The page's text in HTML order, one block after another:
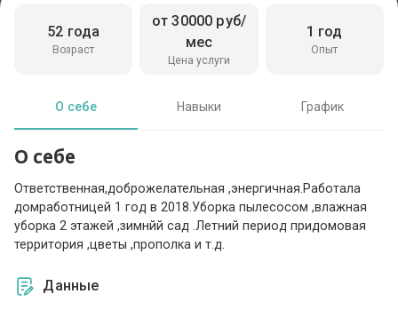
Возраст
52 года
Цена услуги
от 30000 руб/
мес
Опыт
1 год
О себе Навыки График
О себе
Ответственная,доброжелательная ,энергичная.Работала
домработницей 1 год в 2018.Уборка пылесосом ,влажная
уборка 2 этажей ,зимнйй сад .Летний период придомовая
территория ,цветы ,прополка и т.д.
Данные